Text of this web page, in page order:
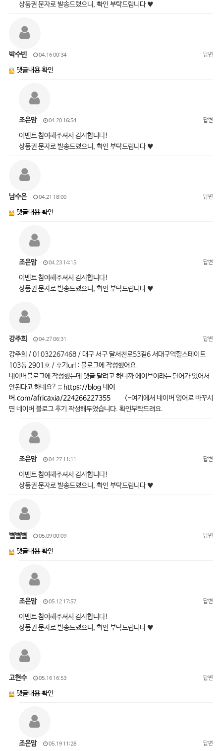
상품권 문자로 발송드렸으니, 확인 부탁드립니다 ♥
박수빈 04.16 00:34 답변
댓글내용 확인
조은맘 04.20 16:54 답변
이벤트 참여해주셔서 감사합니다!
상품권 문자로 발송드렸으니, 확인 부탁드립니다 ♥
남수은 04.21 18:00 답변
댓글내용 확인
조은맘 04.23 14:15 답변
이벤트 참여해주셔서 감사합니다!
상품권 문자로 발송드렸으니, 확인 부탁드립니다 ♥
강주희 04.27 06:31 답변
강주희 / 01032267468 / 대구 서구 달서천로53길6 서대구역힐스테이트
103동 2901호 / 후기url : 블로그에 작성했어요.
네이버블로그에 작성했는데 댓글 달려고 하니까 에이브이라는 단어가 있어서
안된다고 하네요? ;; https://blog.네이
버.com/africaxia/224266227355<-여기에서 네이버 영어로 바꾸시
면 네이버 블로그 후기 작성해두었습니다. 확인부탁드려요.
조은맘 04.27 11:11 답변
이벤트 참여해주셔서 감사합니다!
상품권 문자로 발송드렸으니, 확인 부탁드립니다 ♥
별별별 05.09 00:09 답변
댓글내용 확인
조은맘 05.12 17:57 답변
이벤트 참여해주셔서 감사합니다!
상품권 문자로 발송드렸으니, 확인 부탁드립니다 ♥
고현수 05.16 16:53 답변
댓글내용 확인
조은맘 05.19 11:28 답변